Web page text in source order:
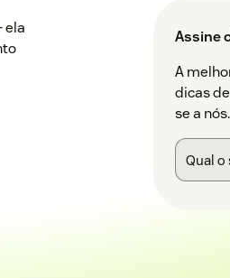
ela
Assine
A
dicas
se a nós.